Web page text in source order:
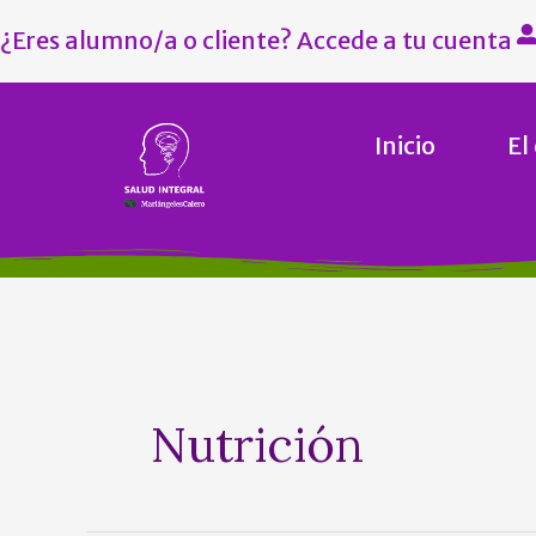
al
contenido
¿Eres alumno/a o cliente? Accede a tu cuenta
Inicio
Nutrición